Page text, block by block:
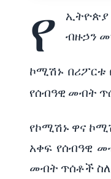
የ ኢትዮጵያ
ብዙኃን
ኮሚሽኑ በሪፖርቱ
የሰብዓዊ መብት
የኮሚሽኑ ዋና
አቀፍ የሰብዓዊ
መብት ጥሰቶች